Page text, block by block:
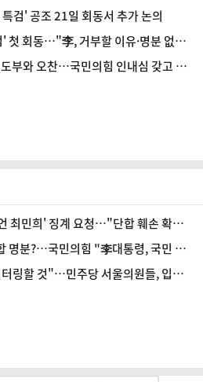
검' 공조 21일 회동서 추가 논의
첫 회동…"李, 거부할 이유·명분 없
부와 오찬…국민의힘 인내심 갖고 기
최민희' 징계 요청…"단합 훼손 확인
명분?…국민의힘 "李대통령, 국민 앞
링할 것"…민주당 서울의원들, 입법